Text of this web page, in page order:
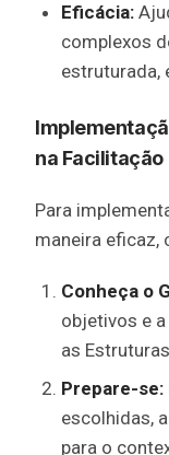
Eficácia:
complexos
estruturada,
na Facilitação
Para
maneira eficaz,
Conheça o
objetivos e
as
Prepare-se:
escolhidas,
para o